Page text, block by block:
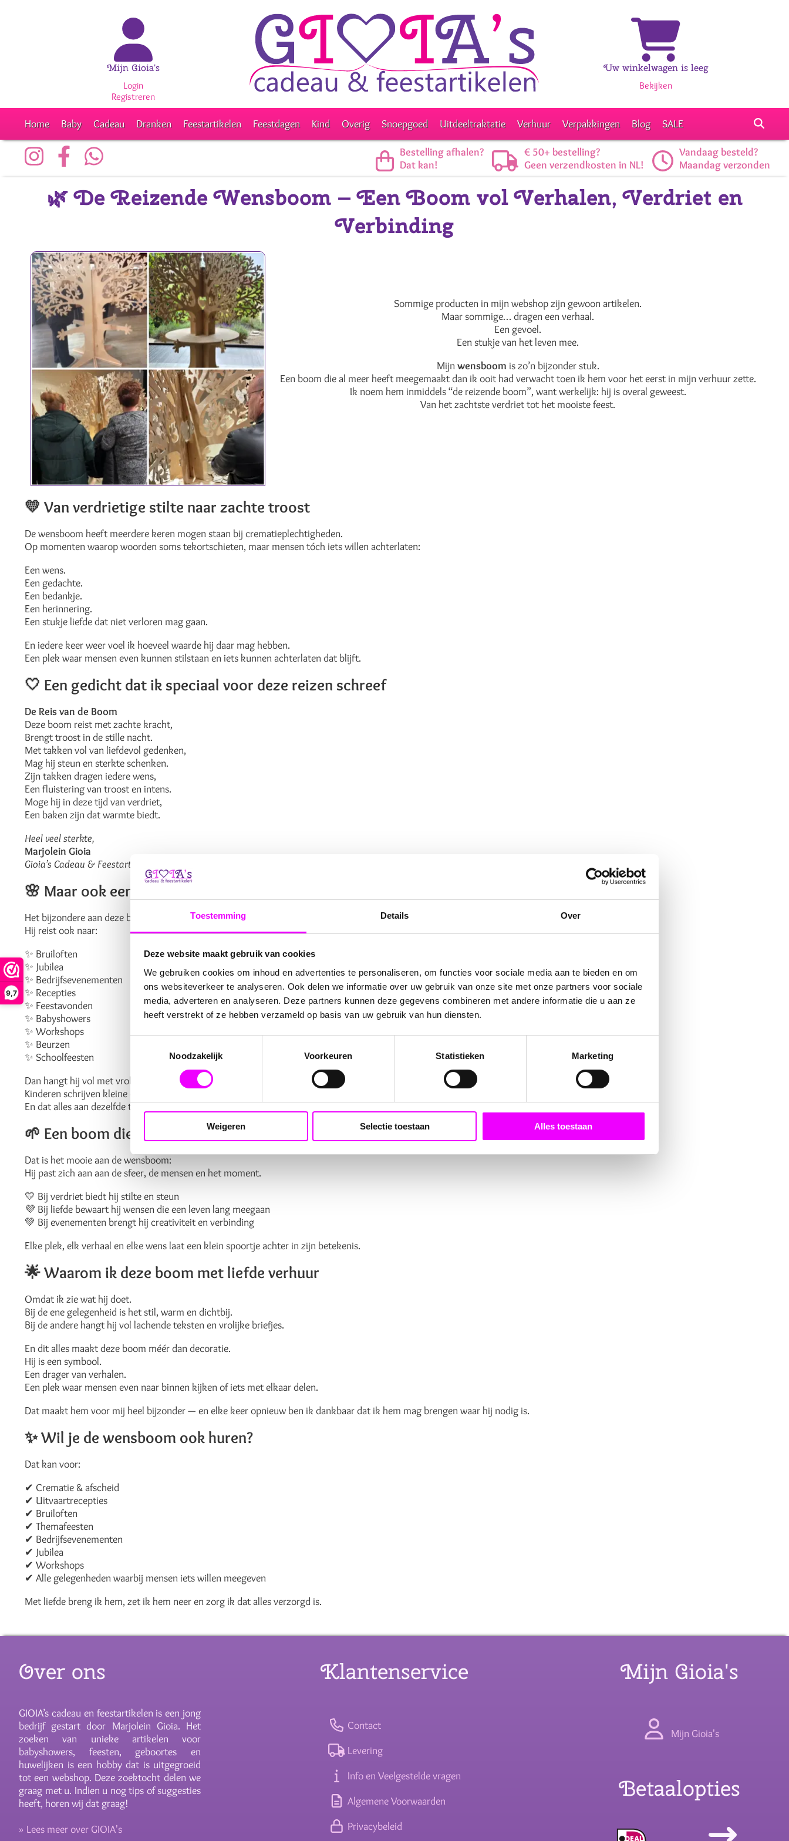
Toestemming Details Over
Deze website maakt gebruik van cookies
We gebruiken cookies om inhoud en advertenties te personaliseren, om functies voor sociale media aan te bieden en om
ons websiteverkeer te analyseren. Ook delen we informatie over uw gebruik van onze site met onze partners voor sociale
media, adverteren en analyseren. Deze partners kunnen deze gegevens combineren met andere informatie die u aan ze
heeft verstrekt of ze hebben verzameld op basis van uw gebruik van hun diensten.
Noodzakelijk
Voorkeuren Statistieken Marketing
Weigeren Selectie toestaan Alles toestaan
9,7
Mijn Gioia's
Login
Registreren
Uw winkelwagen is leeg
Bekijken
Home Baby Cadeau Dranken Feestartikelen Feestdagen Kind Overig Snoepgoed Uitdeeltraktatie Verhuur Verpakkingen Blog SALE
Bestelling afhalen?
Dat kan!
€ 50+ bestelling?
Geen verzendkosten in NL!
Vandaag besteld?
Maandag verzonden
🌿 De Reizende Wensboom – Een Boom vol Verhalen, Verdriet en
Verbinding
Sommige producten in mijn webshop zijn gewoon artikelen.
Maar sommige… dragen een verhaal.
Een gevoel.
Een stukje van het leven mee.
Mijnwensboom is zo’n bijzonder stuk.
Een boom die al meer heeft meegemaakt dan ik ooit had verwacht toen ik hem voor het eerst in mijn verhuur zette.
Ik noem hem inmiddels “de reizende boom”, want werkelijk: hij is overal geweest.
Van het zachtste verdriet tot het mooiste feest.
💛Van verdrietige stilte naar zachte troost
De wensboom heeft meerdere keren mogen staan bij crematieplechtigheden.
Op momenten waarop woorden soms tekortschieten, maar mensen tóch iets willen achterlaten:
Een wens.
Een gedachte.
Een bedankje.
Een herinnering.
Een stukje liefde dat niet verloren mag gaan.
En iedere keer weer voel ik hoeveel waarde hij daar mag hebben.
Een plek waar mensen even kunnen stilstaan en iets kunnen achterlaten dat blijft.
🤍 Een gedicht dat ik speciaal voor deze reizen schreef
De Reis van de Boom
Deze boom reist met zachte kracht,
Brengt troost in de stille nacht.
Met takken vol van liefdevol gedenken,
Mag hij steun en sterkte schenken.
Zijn takken dragen iedere wens,
Een fluistering van troost en intens.
Moge hij in deze tijd van verdriet,
Een baken zijn dat warmte biedt.
Heel veel sterkte,
Marjolein Gioia
Gioia’s Cadeau & Feestartikelen
🌸 Maar ook een boom van liefde, leven en feest
Het bijzondere aan deze boom is dat hij niet alleen in tijden van verdriet een plek vindt.
Hij reist ook naar:
✨ Bruiloften
✨ Jubilea
✨ Bedrijfsevenementen
✨ Recepties
✨ Feestavonden
✨ Babyshowers
✨ Workshops
✨ Beurzen
✨ Schoolfeesten
Dan hangt hij vol met vrolijke boodschappen, lieve gelukswensen en toekomstideeën.
Kinderen schrijven kleine dromen, bruidsparen bewaren hun gelukswensen, collega’s wensen elkaar kracht toe…
En dat alles aan dezelfde takken die eerder pijn, liefde en troost mochten dragen.
🌱 Een boom die verbindt – in elke fase van het leven
Dat is het mooie aan de wensboom:
Hij past zich aan aan de sfeer, de mensen en het moment.
💛 Bij verdriet biedt hij stilte en steun
💜 Bij liefde bewaart hij wensen die een leven lang meegaan
💚 Bij evenementen brengt hij creativiteit en verbinding
Elke plek, elk verhaal en elke wens laat een klein spoortje achter in zijn betekenis.
🌟Waarom ik deze boom met liefde verhuur
Omdat ik zie wat hij doet.
Bij de ene gelegenheid is het stil, warm en dichtbij.
Bij de andere hangt hij vol lachende teksten en vrolijke briefjes.
En dit alles maakt deze boom méér dan decoratie.
Hij is een symbool.
Een drager van verhalen.
Een plek waar mensen even naar binnen kijken of iets met elkaar delen.
Dat maakt hem voor mij heel bijzonder — en elke keer opnieuw ben ik dankbaar dat ik hem mag brengen waar hij nodig is.
✨Wil je de wensboom ook huren?
Dat kan voor:
✔ Crematie & afscheid
✔ Uitvaartrecepties
✔ Bruiloften
✔ Themafeesten
✔ Bedrijfsevenementen
✔ Jubilea
✔ Workshops
✔ Alle gelegenheden waarbij mensen iets willen meegeven
Met liefde breng ik hem, zet ik hem neer en zorg ik dat alles verzorgd is.
Over ons
GIOIA’s cadeau en feestartikelen is een jong
bedrijf gestart door Marjolein Gioia. Het
zoeken van unieke artikelen voor
babyshowers, feesten, geboortes en
huwelijken is een hobby dat is uitgegroeid
tot een webshop. Deze zoektocht delen we
graag met u. Indien u nog tips of suggesties
heeft, horen wij dat graag!
» Lees meer over GIOIA's
Klantenservice
Contact
Levering
Info en Veelgestelde vragen
Algemene Voorwaarden
Privacybeleid
Mijn Gioia's
Mijn Gioia's
Betaalopties